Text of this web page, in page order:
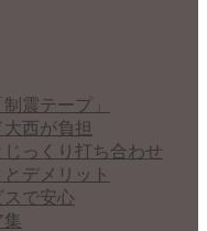
震テープ」
西が負担
っくり打ち合わせ
デメリット
スで安心
集